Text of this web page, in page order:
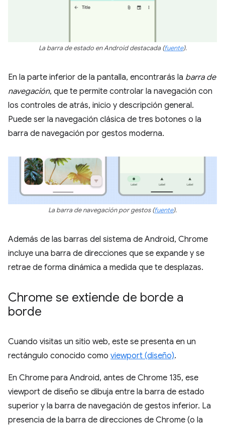
La barra de estado en Android destacada(fuente).
En la parte inferior de la pantalla, encontrarás la barra de
navegación, que te permite controlar la navegación con
los controles de atrás, inicio y descripción general.
Puede ser la navegación clásica de tres botones o la
barra de navegación por gestos moderna.
La barra de navegación por gestos(fuente).
Además de las barras del sistema de Android, Chrome
incluye una barra de direcciones que se expande y se
retrae de forma dinámica a medida que te desplazas.
Chrome se extiende de borde a
borde
Cuando visitas un sitio web, este se presenta en un
rectángulo conocido como viewport (diseño).
En Chrome para Android, antes de Chrome 135, ese
viewport de diseño se dibuja entre la barra de estado
superior y la barra de navegación de gestos inferior. La
presencia de la barra de direcciones de Chrome (o la